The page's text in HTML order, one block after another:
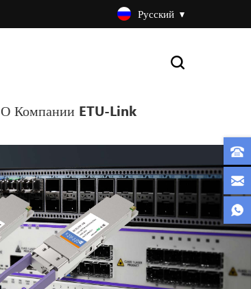
Русский
О Компании ETU-Link